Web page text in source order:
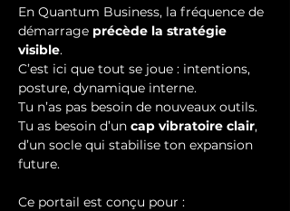
En Quantum Business, la fréquence de
démarrage précède la stratégie
visible.
C’est ici que tout se joue : intentions,
posture, dynamique interne.
Tu n’as pas besoin de nouveaux outils.
Tu as besoin d’un cap vibratoire clair,
d’un socle qui stabilise ton expansion
future.
Ce portail est conçu pour :